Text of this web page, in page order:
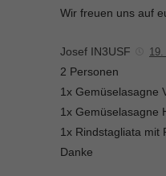
Wir freuen uns auf
Josef IN3USF
2 Personen
1x Gemüselasagne
1x Gemüselasagne
1x Rindstagliata mit
Danke